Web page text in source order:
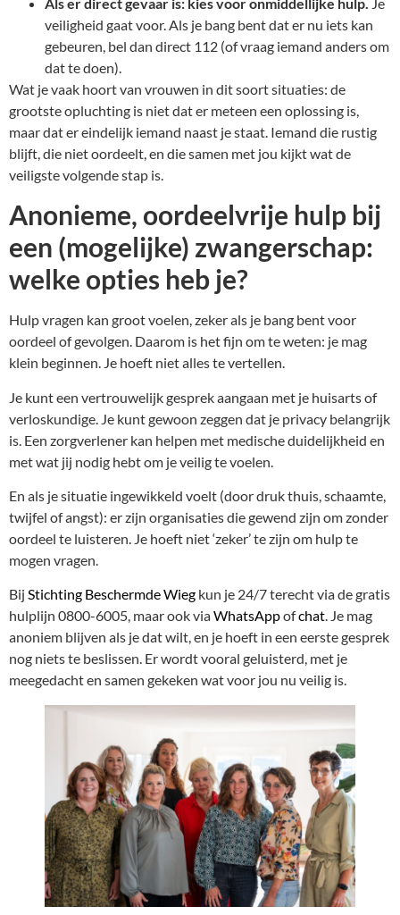
veiligheid gaat voor. Als je bang bent dat er nu iets kan
gebeuren, bel dan direct 112 (of vraag iemand anders om
dat te doen).
Wat je vaak hoort van vrouwen in dit soort situaties: de
grootste opluchting is niet dat er meteen een oplossing is,
maar dat er eindelijk iemand naast je staat. Iemand die rustig
blijft, die niet oordeelt, en die samen met jou kijkt wat de
veiligste volgende stap is.
Anonieme, oordeelvrije hulp bij
een (mogelijke) zwangerschap:
welke opties heb je?
Hulp vragen kan groot voelen, zeker als je bang bent voor
oordeel of gevolgen. Daarom is het fijn om te weten: je mag
klein beginnen. Je hoeft niet alles te vertellen.
Je kunt een vertrouwelijk gesprek aangaan met je huisarts of
verloskundige. Je kunt gewoon zeggen dat je privacy belangrijk
is. Een zorgverlener kan helpen met medische duidelijkheid en
met wat jij nodig hebt om je veilig te voelen.
En als je situatie ingewikkeld voelt (door druk thuis, schaamte,
twijfel of angst): er zijn organisaties die gewend zijn om zonder
oordeel te luisteren. Je hoeft niet ‘zeker’ te zijn om hulp te
mogen vragen.
Bij Stichting Beschermde Wieg kun je 24/7 terecht via de gratis
hulplijn 0800-6005, maar ook viaWhatsAppofchat. Je mag
anoniem blijven als je dat wilt, en je hoeft in een eerste gesprek
nog niets te beslissen. Er wordt vooral geluisterd, met je
meegedacht en samen gekeken wat voor jou nu veilig is.